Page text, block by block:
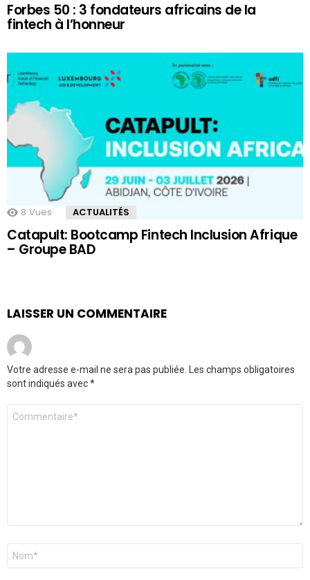
Forbes 50 : 3 fondateurs africains de la
fintech à l’honneur
8 Vues ACTUALITÉS
Catapult: Bootcamp Fintech Inclusion Afrique
– Groupe BAD
LAISSER UN COMMENTAIRE
Votre adresse e-mail ne sera pas publiée.
Les champs obligatoires
sont indiqués avec*
Commentaire
Nom